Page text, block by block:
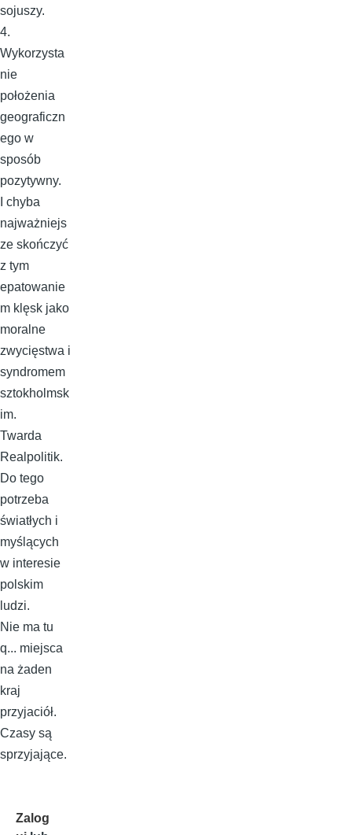
sojuszy.
4.
Wykorzysta
nie
położenia
geograficzn
ego w
sposób
pozytywny.
I chyba
najważniejs
ze skończyć
z tym
epatowanie
m klęsk jako
moralne
zwycięstwa i
syndromem
sztokholmsk
im.
Twarda
Realpolitik.
Do tego
potrzeba
światłych i
myślących
w interesie
polskim
ludzi.
Nie ma tu
q... miejsca
na żaden
kraj
przyjaciół.
Czasy są
sprzyjające.
Zalog